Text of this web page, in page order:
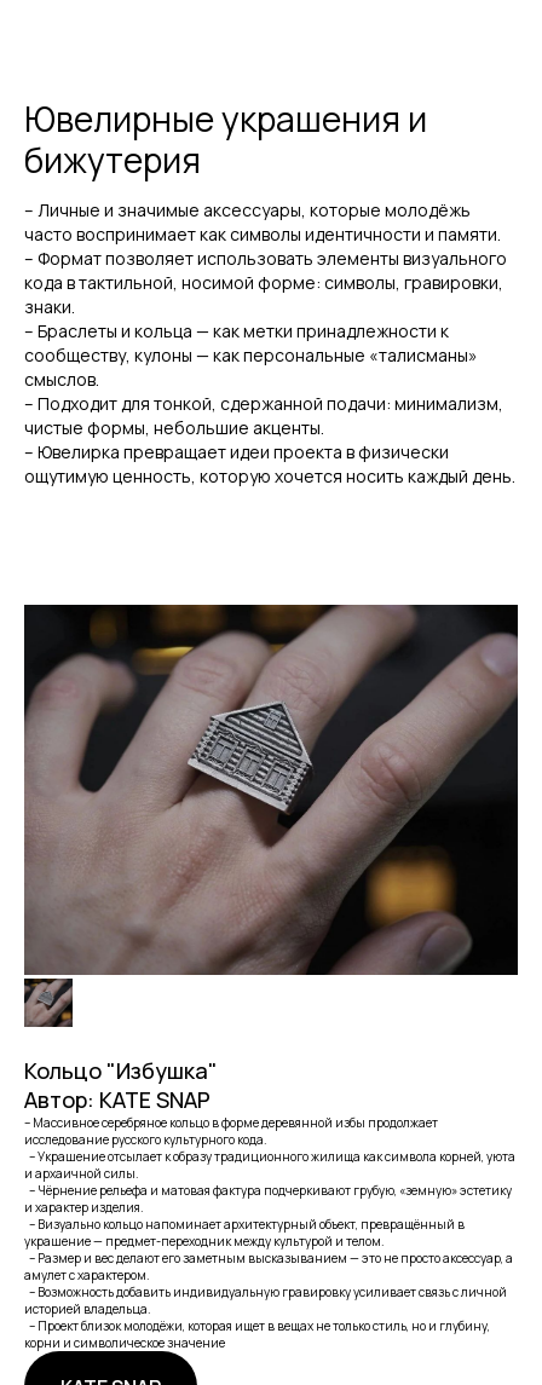
Ювелирные украшения и
бижутерия
– Личные и значимые аксессуары, которые молодёжь
часто воспринимает как символы идентичности и памяти.
– Формат позволяет использовать элементы визуального
кода в тактильной, носимой форме: символы, гравировки,
знаки.
– Браслеты и кольца — как метки принадлежности к
сообществу, кулоны — как персональные «талисманы»
смыслов.
– Подходит для тонкой, сдержанной подачи: минимализм,
чистые формы, небольшие акценты.
– Ювелирка превращает идеи проекта в физически
ощутимую ценность, которую хочется носить каждый день.
Кольцо "Избушка"
Автор: KATE SNAP
– Массивное серебряное кольцо в форме деревянной избы продолжает
исследование русского культурного кода.
– Украшение отсылает к образу традиционного жилища как символа корней, уюта
и архаичной силы.
– Чёрнение рельефа и матовая фактура подчеркивают грубую, «земную» эстетику
и характер изделия.
– Визуально кольцо напоминает архитектурный объект, превращённый в
украшение — предмет-переходник между культурой и телом.
– Размер и вес делают его заметным высказыванием — это не просто аксессуар, а
амулет с характером.
– Возможность добавить индивидуальную гравировку усиливает связь с личной
историей владельца.
– Проект близок молодёжи, которая ищет в вещах не только стиль, но и глубину,
корни и символическое значение